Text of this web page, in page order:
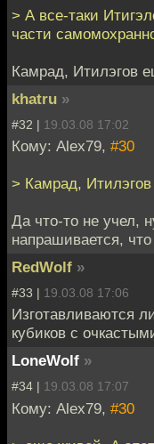
> А все-таки
части
Камрад, Итилэгов
khatru »
#32 | 19.03.08 17:02
Кому: Alex79, #30
> Камрад,
Да что-то не учел,
напрашивается,
RedWolf »
#33 | 19.03.08 17:06
Изготавливаются
кубиков с
LoneWolf »
#34 | 19.03.08 17:07
Кому: Alex79, #30